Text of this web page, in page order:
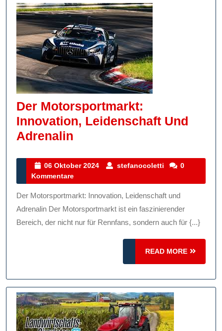
Der Motorsportmarkt:
Innovation, Leidenschaft Und
Adrenalin
Innovation,
Leidenschaft
Und
Adrenalin
06 Oktober 2024
06
2024
stefanocoletti stefanocoletti
0
Kommentare
Der Motorsportmarkt: Innovation, Leidenschaft und
Adrenalin Der Motorsportmarkt ist ein faszinierender
Bereich, der nicht nur für Rennfans, sondern auch für {...}
READ MORE
READ
MORE